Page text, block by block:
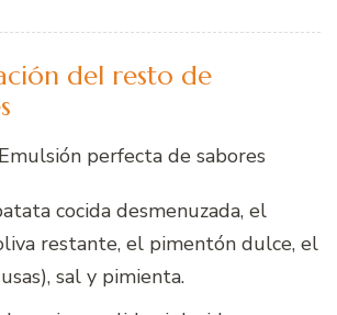
del resto de
Emulsión perfecta de sabores
cocida desmenuzada, el
restante, el pimentón dulce, el
sal y pimienta.